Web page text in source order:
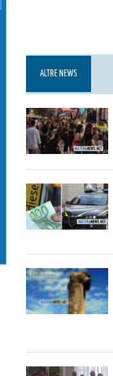
ALTRE NEWS